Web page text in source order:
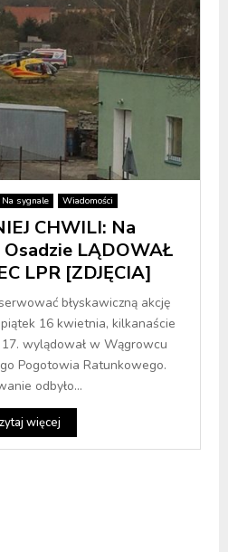
Na sygnale Wiadomości
CHWILI: Na
LĄDOWAŁ
LPR [ZDJĘCIA]
błyskawiczną akcję
16 kwietnia, kilkanaście
wylądował w Wągrowcu
Pogotowia Ratunkowego.
odbyło...
więcej